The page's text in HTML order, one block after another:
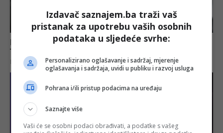
Izdavač saznajem.ba traži vaš
pristanak za upotrebu vaših osobnih
podataka u sljedeće svrhe:
Personalizirano oglašavanje i sadržaj, mjerenje
oglašavanja i sadržaja, uvidi u publiku i razvoj usluga
Pohrana i/ili pristup podacima na uređaju
Saznajte više
Vaši će se osobni podaci obrađivati, a podatke s vašeg